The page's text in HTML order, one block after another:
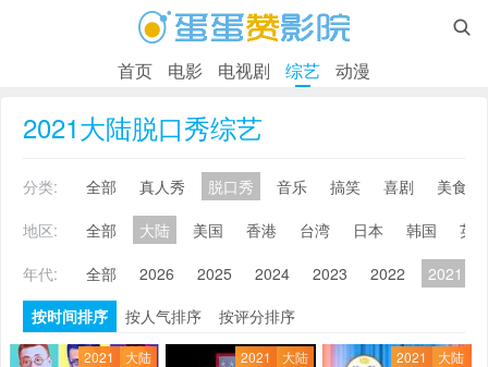

首页 电影 电视剧 综艺 动漫
2021大陆脱口秀综艺
分类: 全部 真人秀 脱口秀 音乐 搞笑 喜剧
美食
地区:
全部 大陆 美国 香港 台湾 日本 韩国
英
年代:
全部 2026 2025 2024 2023 2022 2021
按时间排序
按人气排序 按评分排序
2021 大陆 2021 大陆 2021 大陆